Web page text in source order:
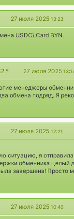
27 июля 2025 13:23
USDC\ Card BYN.
27 июля 2025
менеджеры
обмена подряд. Я
27 июля 2025 12:21
ситуацию, я отправила
обменника целый
завершена! Просто
27 июля 2025 10:40